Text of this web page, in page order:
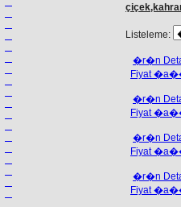
Listeleme:
�r�n
Fiyat
�r�n
Fiyat
�r�n
Fiyat
�r�n
Fiyat